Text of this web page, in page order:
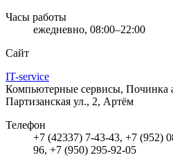
Часы работы
ежедневно, 08:00–22:00
Сайт
IT-service
Компьютерные сервисы, Починка
Партизанская ул., 2, Артём
Телефон
+7 (42337) 7-43-43, +7 (952)
96, +7 (950) 295-92-05